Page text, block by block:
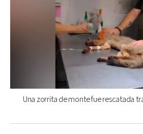
Una zorrita de monte fue rescatada